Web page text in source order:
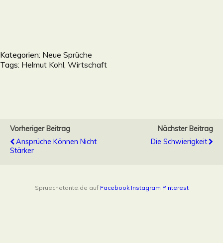
Kategorien: Neue Sprüche
Tags: Helmut Kohl Wirtschaft
Vorheriger Beitrag
Ansprüche Können Nicht
Stärker
Nächster Beitrag
Die Schwierigkeit
Spruechetante.de auf Facebook Instagram Pinterest